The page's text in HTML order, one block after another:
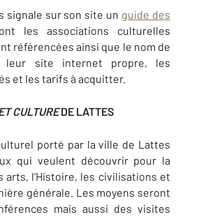
signale sur son site un guide des
les associations culturelles
référencées ainsi que le nom de
leur site internet propre, les
et les tarifs à acquitter.
CULTUREDE LATTES
porté par la ville de Lattes
qui veulent découvrir pour la
arts, l’Histoire, les civilisations et
générale. Les moyens seront
mais aussi des visites